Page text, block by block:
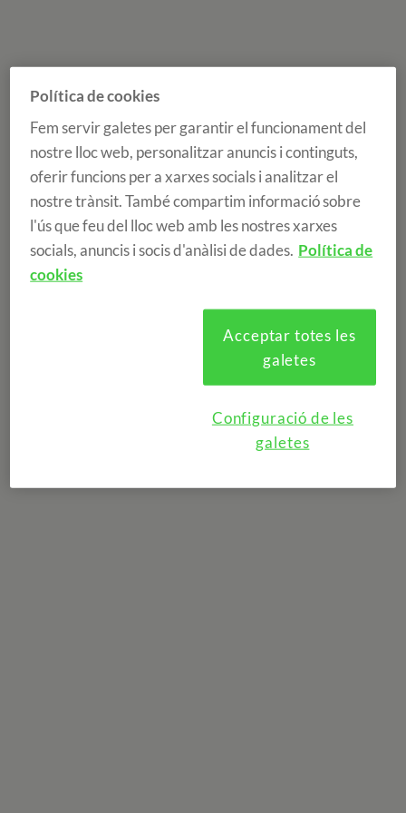
Política de cookies
Fem servir galetes per garantir el funcionament del
nostre lloc web, personalitzar anuncis i continguts,
oferir funcions per a xarxes socials i analitzar el
nostre trànsit. També compartim informació sobre
l'ús que feu del lloc web amb les nostres xarxes
socials, anuncis i socis d'anàlisi de dades. Política de
cookies
Acceptar totes les
galetes
Configuració de les
galetes